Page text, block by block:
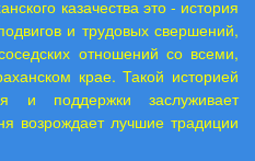
казачества это - история
и трудовых свершений,
отношений со всеми,
крае. Такой историей
и поддержки заслуживает
возрождает лучшие традиции